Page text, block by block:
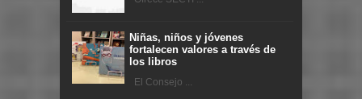
Niñas, niños y jóvenes
fortalecen valores a través de
los libros
El Consejo ...